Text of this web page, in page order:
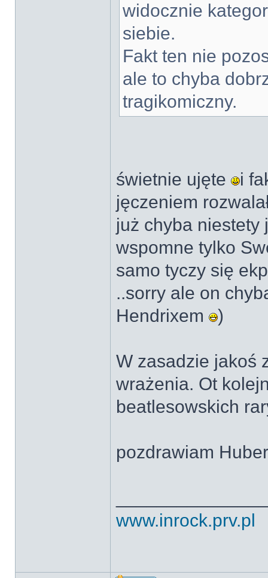
widocznie
siebie.
Fakt ten nie
ale to chyba
tragikomiczny.
świetnie ujęte
i
jęczeniem
już chyba niestety
wspomne tylko
samo tyczy się
..sorry ale on
Hendrixem
)
W zasadzie jakoś
wrażenia. Ot
beatlesowskich
pozdrawiam
www.inrock.prv.pl